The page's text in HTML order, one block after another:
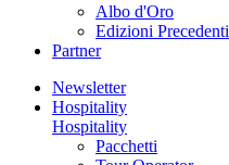
Albo d'Oro
Edizioni Precedenti
Partner
Newsletter
Hospitality
Hospitality
Pacchetti